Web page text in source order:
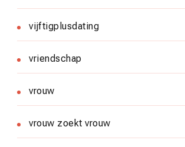
vijftigplusdating
vriendschap
vrouw
vrouw zoekt vrouw